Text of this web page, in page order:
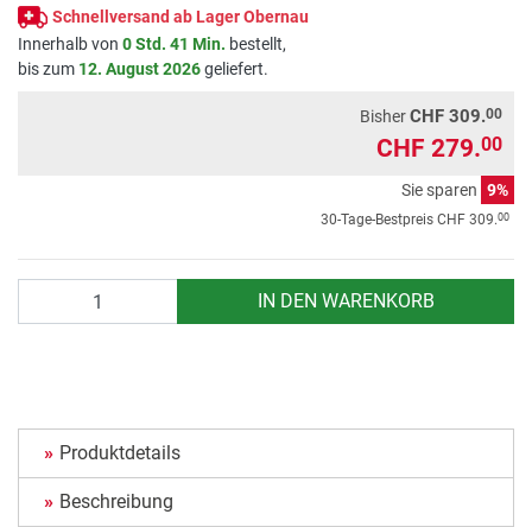
Schnellversand ab Lager Obernau
Innerhalb von 0 Std. 41 Min. bestellt,
bis zum 12. August 2026geliefert.
BisherCHF 309.00
CHF 279.00
Sie sparen 9%
30-Tage-Bestpreis CHF 309.00
IN DEN WARENKORB
Produktdetails
Beschreibung